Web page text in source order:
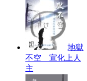
地獄
不空 宣化上人
主